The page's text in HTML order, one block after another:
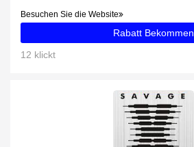
Besuchen Sie die Website
Rabatt Bekommen
12 klickt